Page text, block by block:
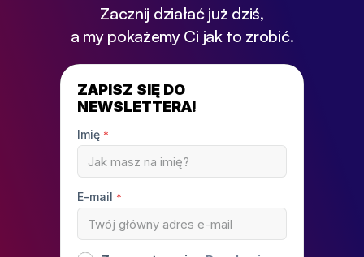
Zacznij działać już dziś,
a my pokażemy Ci jak to zrobić.